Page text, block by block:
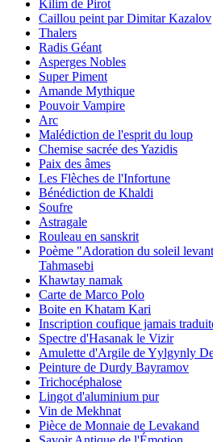
Kilim de Pirot
Caillou peint par Dimitar Kazalov
Thalers
Radis Géant
Asperges Nobles
Super Piment
Amande Mythique
Pouvoir Vampire
Arc
Malédiction de l'esprit du loup
Chemise sacrée des Yazidis
Paix des âmes
Les Flèches de l'Infortune
Bénédiction de Khaldi
Soufre
Astragale
Rouleau en sanskrit
Poème "Adoration du soleil
Tahmasebi
Khawtay namak
Carte de Marco Polo
Boite en Khatam Kari
Inscription coufique jamais
Spectre d'Hasanak le Vizir
Amulette d'Argile de Yylgynly
Peinture de Durdy Bayramov
Trichocéphalose
Lingot d'aluminium pur
Vin de Mekhnat
Pièce de Monnaie de Levakand